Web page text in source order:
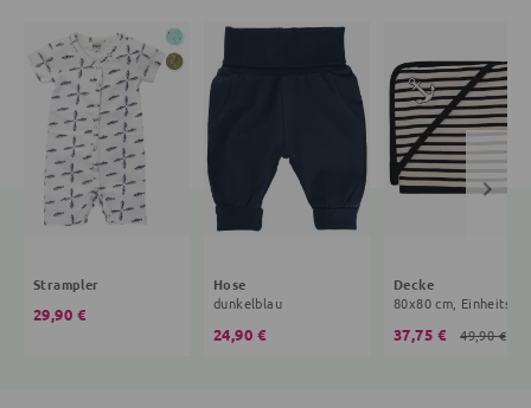
Strampler
29,90 €
Hose
dunkelblau
24,90 €
Decke
37,75 € 49,90 €